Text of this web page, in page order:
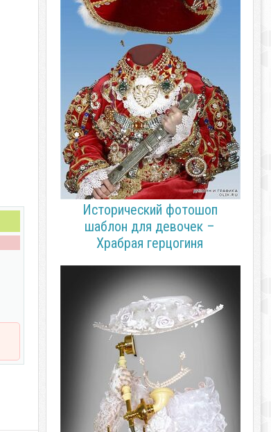
Исторический фотошоп
шаблон для девочек –
Храбрая герцогиня